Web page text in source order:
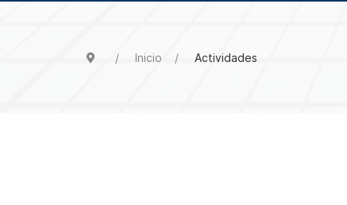
Inicio Actividades